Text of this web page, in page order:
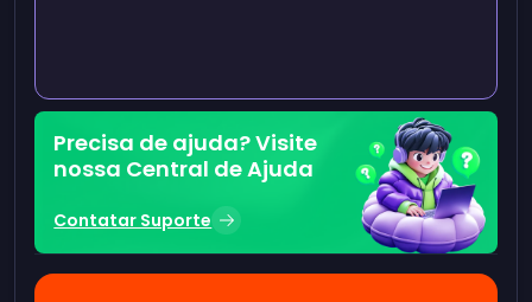
Precisa de ajuda? Visite
nossa Central de Ajuda
Contatar Suporte